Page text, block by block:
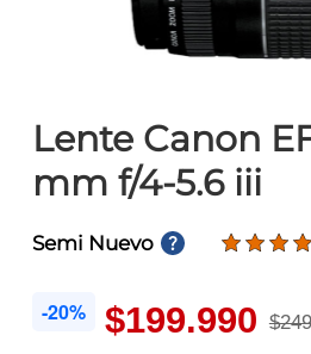
Lente Canon
mm f/4-5.6 iii
Semi Nuevo
-20% $199.990